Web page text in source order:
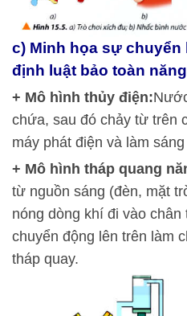
c) Minh họa sự
định luật bảo toàn
+ Mô hình thủy điện:
chứa, sau đó chảy từ trên
máy phát điện và làm
+ Mô hình tháp quang
từ nguồn sáng (đèn, mặt
nóng dòng khí đi vào
chuyển động lên trên làm
tháp quay.